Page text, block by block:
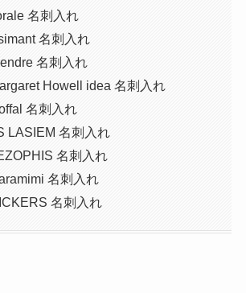
名刺入れ
名刺入れ
名刺入れ
Howell idea 名刺入れ
名刺入れ
LASIEM 名刺入れ
名刺入れ
名刺入れ
名刺入れ